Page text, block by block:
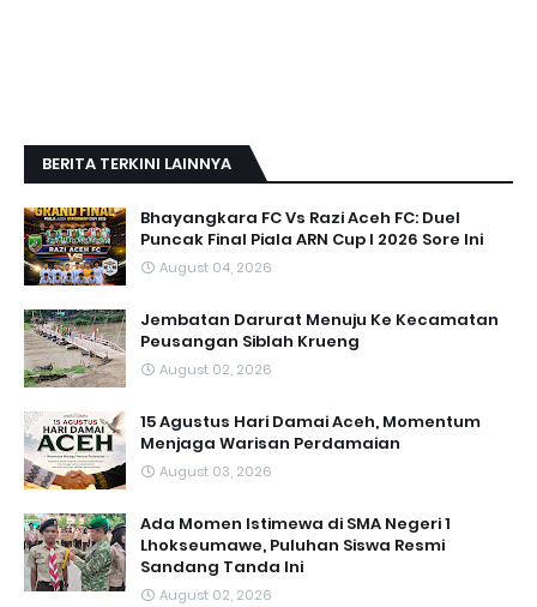
BERITA TERKINI LAINNYA
Bhayangkara FC Vs Razi Aceh FC: Duel
Puncak Final Piala ARN Cup I 2026 Sore Ini
August 04, 2026
Jembatan Darurat Menuju Ke Kecamatan
Peusangan Siblah Krueng
August 02, 2026
15 Agustus Hari Damai Aceh, Momentum
Menjaga Warisan Perdamaian
August 03, 2026
Ada Momen Istimewa di SMA Negeri 1
Lhokseumawe, Puluhan Siswa Resmi
Sandang Tanda Ini
August 02, 2026